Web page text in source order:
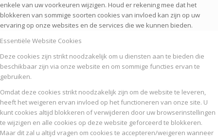
enkele van uw voorkeuren wijzigen. Houd er rekening mee dat het
blokkeren van sommige soorten cookies van invloed kan zijn op uw
ervaring op onze websites en de services die we kunnen bieden.
Essentiële Website Cookies
Deze cookies zijn strikt noodzakelijk om u diensten aan te bieden die
beschikbaar zijn via onze website en om sommige functies ervan te
gebruiken.
Omdat deze cookies strikt noodzakelijk zijn om de website te leveren,
heeft het weigeren ervan invloed op het functioneren van onze site. U
kunt cookies altijd blokkeren of verwijderen door uw browserinstellingen
te wijzigen en alle cookies op deze website geforceerd te blokkeren.
Maar dit zal u altijd vragen om cookies te accepteren/weigeren wanneer